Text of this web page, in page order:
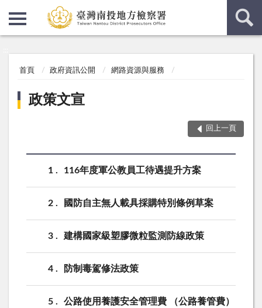
首頁 政府資訊公開 網路資源與服務
政策文宣
回上一頁
1 116年度軍公教員工待遇提升方案
2 國防自主無人載具採購特別條例草案
3 建構國家級塑膠微粒監測防線政策
4 防制毒駕修法政策
5 公路使用養護安全管理費 （公路養管費）